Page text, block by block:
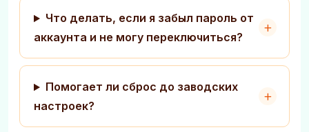
Что делать, если я забыл пароль от
аккаунта и не могу переключиться?
Помогает ли сброс до заводских
настроек?